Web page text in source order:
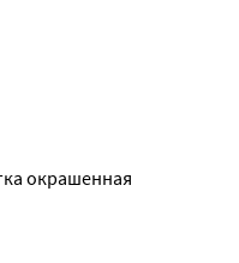
окрашенная